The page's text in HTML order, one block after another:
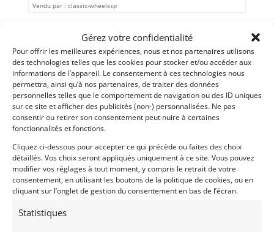
Gérez votre confidentialité
Pour offrir les meilleures expériences, nous et nos partenaires utilisons
des technologies telles que les cookies pour stocker et/ou accéder aux
informations de l’appareil. Le consentement à ces technologies nous
permettra, ainsi qu’à nos partenaires, de traiter des données
personnelles telles que le comportement de navigation ou des ID uniques
sur ce site et afficher des publicités (non-) personnalisées. Ne pas
consentir ou retirer son consentement peut nuire à certaines
fonctionnalités et fonctions.
Cliquez ci-dessous pour accepter ce qui précède ou faites des choix
détaillés. Vos choix seront appliqués uniquement à ce site. Vous pouvez
modifier vos réglages à tout moment, y compris le retrait de votre
consentement, en utilisant les boutons de la politique de cookies, ou en
cliquant sur l’onglet de gestion du consentement en bas de l’écran.
Statistiques
Vendu par : classic-wheelssp
15
LOTUS ELAN S1 TYPE 26R (1963)[VENDU]
(83) VAR